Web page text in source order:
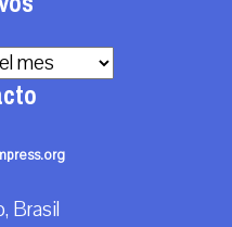
Brasil